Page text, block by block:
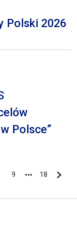
Polski 2026
Polsce”
Strona
9
Ostatnia
18